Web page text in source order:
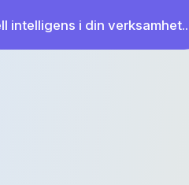
intelligens i din